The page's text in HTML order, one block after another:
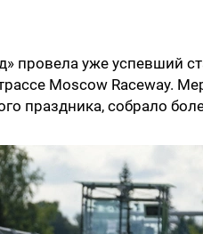
провела уже успевший
Moscow Raceway.
праздника, собрало